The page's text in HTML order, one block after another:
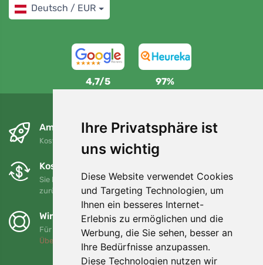
Ihre Privatsphäre ist
uns wichtig
Diese Website verwendet Cookies
und Targeting Technologien, um
Ihnen ein besseres Internet-
Erlebnis zu ermöglichen und die
Werbung, die Sie sehen, besser an
Ihre Bedürfnisse anzupassen.
Diese Technologien nutzen wir
Deutsch / EUR
4,7/5 97%
Am nächsten Tag und kostenlos
Kostenloser Versand für Bestellungen über 80 EUR
Kostenloser Umtausch und Rückgabe
Sie können Ihre Bestellung jederzeit innerhalb von 90 Tagen
zurückgeben oder umtauschen.
Wir unterstützen Trees.org
Für jede Bestellung pflanzen wir einen Baum! Mehr lesen
Über uns